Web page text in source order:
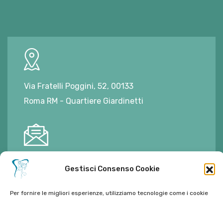
Gestisci Consenso Cookie
Per fornire le migliori esperienze, utilizziamo tecnologie come i cookie
Via Fratelli Poggini, 52, 00133
Roma RM - Quartiere Giardinetti
E-mail: